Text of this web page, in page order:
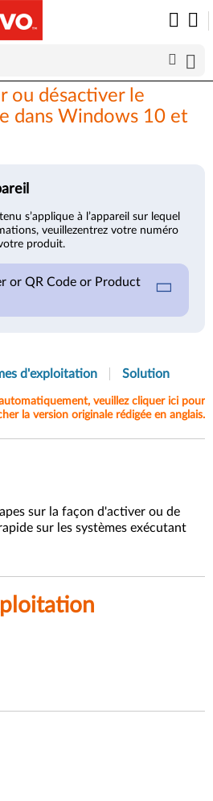
ou désactiver le
dans Windows 10 et
s’applique à l’appareil sur lequel
veuillezentrez votre numéro
produit.
or QR Code or Product
d'exploitation Solution
veuillez cliquer ici pour
la version originale rédigée en anglais.
sur la façon d'activer ou de
sur les systèmes exécutant